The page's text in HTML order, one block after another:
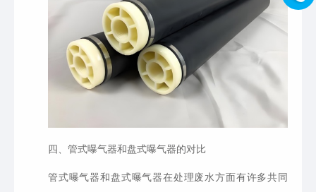
四、管式曝气器和盘式曝气器的对比
管式曝气器和盘式曝气器在处理废水方面有许多共同